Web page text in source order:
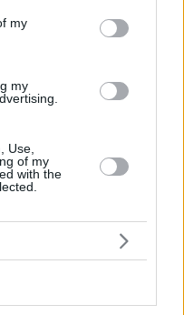
my
my
Use,
of my
with the
αντίπαλος δεν έκανε
όσο ο ΣΥΡΙΖΑ»
μέσα από το σπίτι
του Συνασπισμού